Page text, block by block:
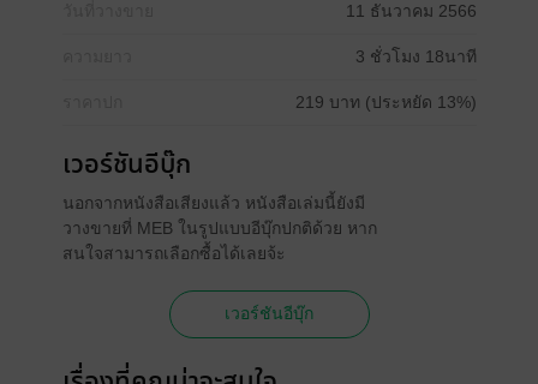
11 ธันวาคม 2566
3 ชั่วโมง 18นาที
219 บาท (ประหยัด 13%)
เวอร์ชันอีบุ๊ก
นอกจากหนังสือเสียงแล้ว หนังสือเล่มนี้ยังมี
วางขายที่ MEB ในรูปแบบอีบุ๊กปกติด้วย หาก
สนใจสามารถเลือกซื้อได้เลยจ้ะ
เวอร์ชันอีบุ๊ก